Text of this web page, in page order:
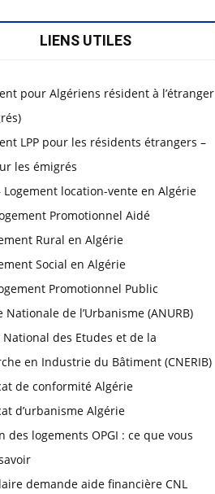
LIENS UTILES
pour Algériens résident à l’étranger
LPP pour les résidents étrangers –
les émigrés
Logement location-vente en Algérie
Promotionnel Aidé
Rural en Algérie
Social en Algérie
Promotionnel Public
Nationale de l’Urbanisme (ANURB)
National des Etudes et de la
en Industrie du Bâtiment (CNERIB)
de conformité Algérie
d’urbanisme Algérie
des logements OPGI : ce que vous
demande aide financière CNL